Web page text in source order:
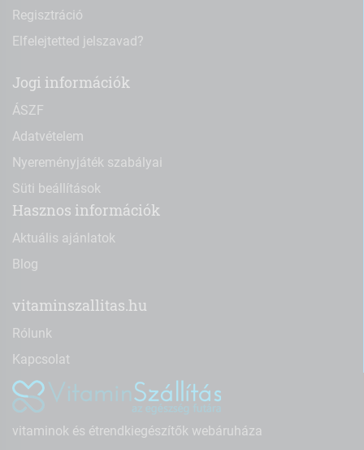
Regisztráció
Elfelejtetted jelszavad?
Jogi információk
ÁSZF
Adatvételem
Nyereményjáték szabályai
Süti beállítások
Hasznos információk
Aktuális ajánlatok
Blog
vitaminszallitas.hu
Rólunk
Kapcsolat
vitaminok és étrendkiegészítők webáruháza